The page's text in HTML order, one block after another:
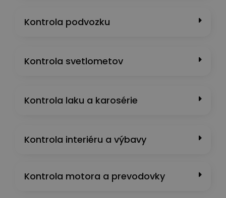
Kontrola podvozku
Kontrola svetlometov
Kontrola laku a karosérie
Kontrola interiéru a výbavy
Kontrola motora a prevodovky